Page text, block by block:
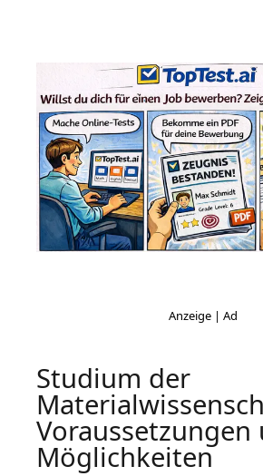
Studium der
Voraussetzungen
Möglichkeiten